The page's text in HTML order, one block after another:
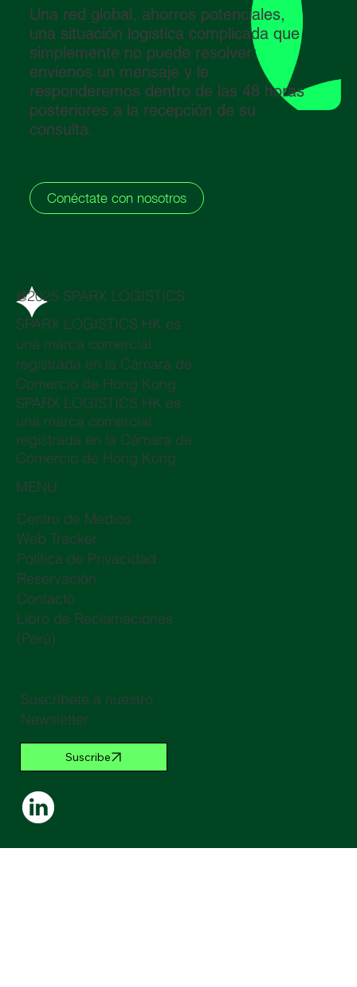
Una red global, ahorros potenciales,
una situación logística complicada que
simplemente no puede resolver:
envíenos un mensaje y le
responderemos dentro de las 48 horas
posteriores a la recepción de su
consulta.
Conéctate con nosotros
@2025 SPARX LOGISTICS
SPARX LOGISTICS HK es
una marca comercial
registrada en la Cámara de
Comercio de Hong Kong
SPARX LOGISTICS HK es
una marca comercial
registrada en la Cámara de
Comercio de Hong Kong
MENÚ
Centro de Medios
Web Tracker
Política de Privacidad
Reservación
Contacto
Libro de Reclamaciones
(Perú)
Suscríbete a nuestro
Newsletter
Suscribe